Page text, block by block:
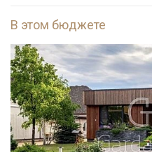
В этом бюджете